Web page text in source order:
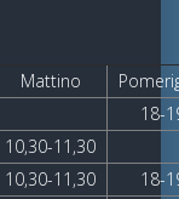
Mattino
18-
10,30-11,30
10,30-11,30
18-